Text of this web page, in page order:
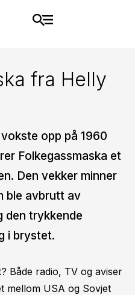
fra Helly
opp på 1960
Folkegassmaska et
Den vekker minner
ble avbrutt av
den trykkende
i brystet.
Både radio, TV og aviser
mellom USA og Sovjet